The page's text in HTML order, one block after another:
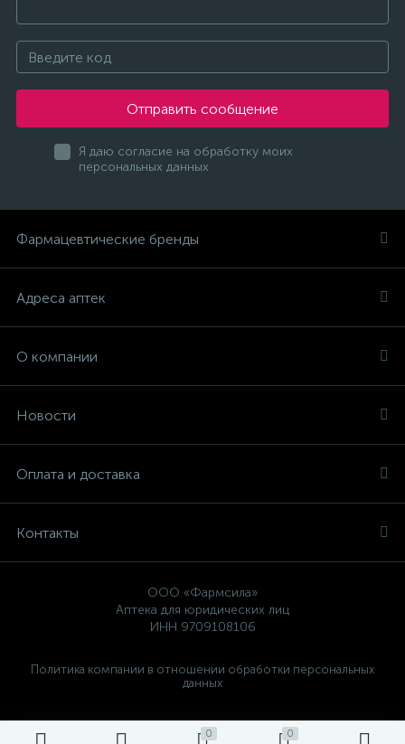
0 0
Отправить сообщение
Я даю согласие на обработку моих
персональных данных
Фармацевтические бренды
Адреса аптек
О компании
Новости
Оплата и доставка
Контакты
ООО «Фармсила»
Аптека для юридических лиц
ИНН 9709108106
Политика компании в отношении обработки персональных
данных